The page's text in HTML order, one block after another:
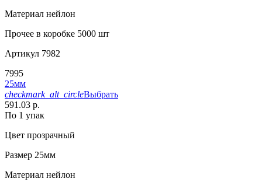
Материал нейлон
Прочее в коробке 5000 шт
Артикул 7982
7995
25мм
checkmark_alt_circleВыбрать
591.03 р.
По 1 упак
Цвет прозрачный
Размер 25мм
Материал нейлон